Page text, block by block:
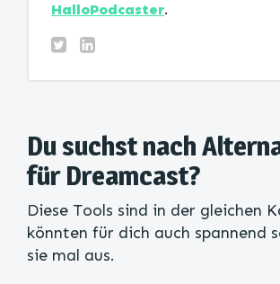
HalloPodcaster.
Du suchst nach
für Dreamcast?
Diese Tools sind in der gleichen
könnten für dich auch spannend
sie mal aus.